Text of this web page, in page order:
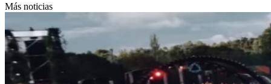
Más noticias